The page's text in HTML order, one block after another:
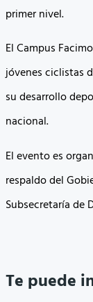
primer nivel.
El Campus
jóvenes ciclistas
su desarrollo
nacional.
El evento es
respaldo del
Subsecretaría de
Te puede